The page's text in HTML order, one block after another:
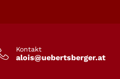
Kontakt
alois@uebertsberger.at